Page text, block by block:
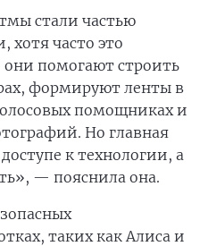
стали частью
хотя часто это
помогают строить
формируют ленты в
помощниках и
Но главная
к технологии, а
— пояснила она.
таких как Алиса и